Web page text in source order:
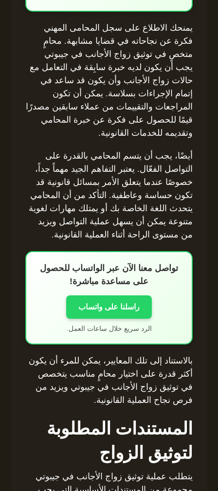
يمنحك الاطلاع على سجل المحامى المهني
فكرة عن نجاحاته في قضايا مشابهة. محامٍ
متخصٍ في توثيق زواج الأجانب في جيبوتي
يجب أن يكون لديه خبرة سابِقة في التعامل مع
حالات زواج الأجانب وأن يكون قد ساعد في
إتمام الإجراءات بسلاسة. يمكن أن تكون
المراجعات والتقييمات من عملاء سابقين مصدرًا
قيمًا للحصول على فكرة عن خبرة المحامي
وتقديمه للخدمات القانونية.
أيضًا، يجب أن يتسم المحامي بالقدرة على
التواصل الفعّال. يعتبر التفاهم الجيد مهماً جداً،
خصوصًا عندما يتعلق الأمر بمسائل قانونية قد
تكون حساسة وعاطفية. التأكد من أن المحامي
يتحدث اللغة الخاصة بك أو يمتلك مهارات لغوية
متنوعة يمكن أن يسهل عملية التواصل ويزيد
من مستوى الراحة أثناء العملية القانونية.
تواصل معنا الآن عبر الواتساب للحصول
على مساعدة مباشرة!
راسلنا على واتساب
الرد سريع خلال ساعات العمل.
بالاستناد إلى تلك المعايير، يمكن للمرء أن يكون
أكثر قدرة على اختيار محامٍ مناسب يتخصص
في توثيق زواج الأجانب في جيبوتي ويزيد من
فرص نجاح العملية القانونية.
المستندات المطلوبة
لتوثيق الزواج
يتطلب عملية توثيق زواج الأجانب في جيبوتي